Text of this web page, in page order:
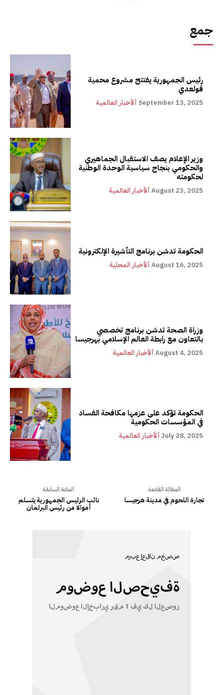
جمع
رئيس الجمهورية يفتتح مشروع محمية
قولعدي
ألأخبار العالمية September 13, 2025
وزير الإعلام يصف الاستقبال الجماهيري
والحكومي بنجاح سياسية الوحدة الوطنية
لحكومته
ألأخبار العالمية August 23, 2025
الحكومة تدشن برنامج التأشيرة الإلكترونية
ألأخبار المحلية August 16, 2025
وزراة الصحة تدشن برنامج تخصصي
بالتعاون مع رابطة العالم الإسلامي بهرجيسا
ألأخبار العالمية August 4, 2025
الحكومة تؤكد على عزمها مكافحة الفساد
في المؤسسات الحكومية
ألأخبار العالمية July 28, 2025
المادة السابقة
نائب الرئيس الجمهورية يتسلم
أموالا من رئيس البرلمان
المقالة القادمة
تجارة اللحوم في مدينة هرجيسا